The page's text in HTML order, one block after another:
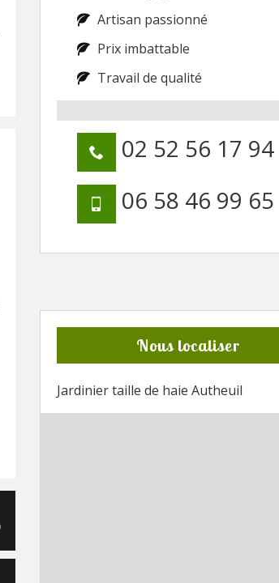
Artisan passionné
Prix imbattable
Travail de qualité
02 52 56 17 94
06 58 46 99 65
Nous localiser
Jardinier taille de haie Autheuil